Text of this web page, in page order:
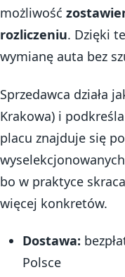
możliwość
rozliczeniu. Dzięki
wymianę auta bez
Sprzedawca działa
Krakowa) i
placu znajduje się
bo w praktyce
więcej konkretów.
Dostawa:
Polsce